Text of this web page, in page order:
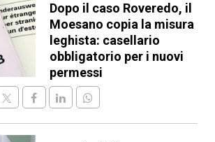
Dopo il caso Roveredo, il
Moesano copia la misura
leghista: casellario
obbligatorio per i nuovi
permessi